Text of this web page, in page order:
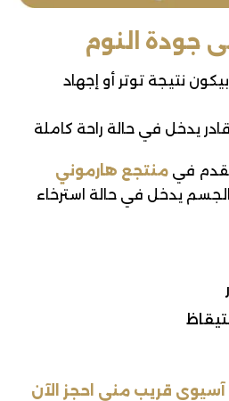
جودة النوم
نتيجة توتر أو إجهاد
يدخل في حالة راحة كاملة
في منتجع هارموني
يدخل في حالة استرخاء
قريب مني احجز الآن